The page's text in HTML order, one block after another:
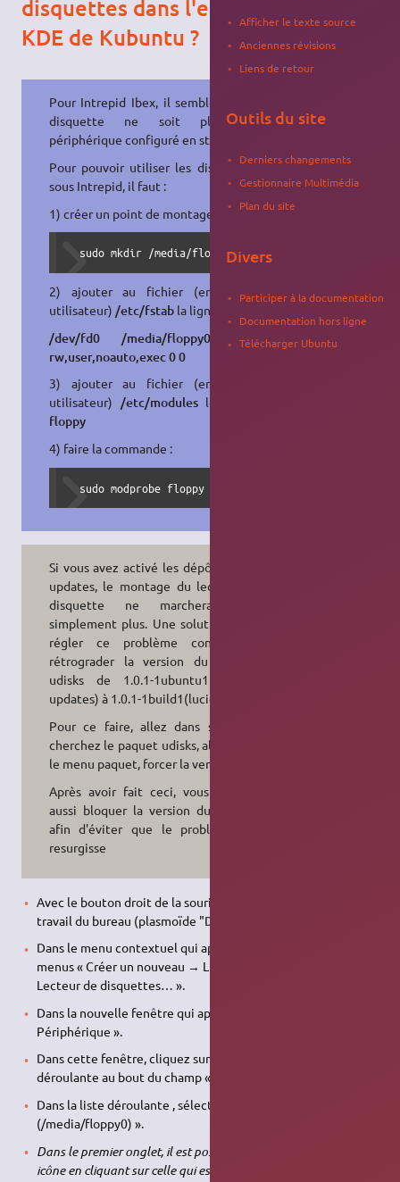
disquettes dans l'environnement
KDE de Kubuntu ?
Pour Intrepid Ibex, il semble que la
disquette ne soit plus un
périphérique configuré en standard.
Pour pouvoir utiliser les disquettes
sous Intrepid, il faut :
1) créer un point de montage :
  sudo mkdir /media/floppy0
2) ajouter au fichier (en super-
utilisateur) /etc/fstabla ligne :
/dev/fd0 /media/floppy0 auto
rw,user,noauto,exec 0 0
3) ajouter au fichier (en super-
utilisateur) /etc/modulesle mot :
floppy
4) faire la commande :
  sudo modprobe floppy
Si vous avez activé les dépôts lucid-
updates, le montage du lecteur de
disquette ne marchera tout
simplement plus. Une solution pour
régler ce problème consiste à
rétrograder la version du paquet
udisks de 1.0.1-1ubuntu1 (lucid-
updates) à 1.0.1-1build1(lucid).
Pour ce faire, allez dans synaptic,
cherchez le paquet udisks, allez dans
le menu paquet, forcer la version.
Après avoir fait ceci, vous pouvez
aussi bloquer la version du paquet
afin d'éviter que le problème ne
resurgisse
Avec le bouton droit de la souris, cliquez sur l'espace de
travail du bureau (plasmoïde "Desktop|Bureau")
Dans le menu contextuel qui apparait, allez dans les sous-
menus « Créer un nouveau → Lien vers un périphérique →
Lecteur de disquettes… ».
Dans la nouvelle fenêtre qui apparait, cliquez sur l'ongle «
Périphérique ».
Dans cette fenêtre, cliquez sur le bouton de la liste
déroulante au bout du champ « Périphérique ».
Dans la liste déroulante , sélectionnez l'item « /dev/fd0
(/media/floppy0) ».
Dans le premier onglet, il est possible de choisir/modifier une
icône en cliquant sur celle qui est présentée.
Afficher le texte source
Anciennes révisions
Liens de retour
Outils du site
Derniers changements
Gestionnaire Multimédia
Plan du site
Divers
Participer à la documentation
Documentation hors ligne
Télécharger Ubuntu